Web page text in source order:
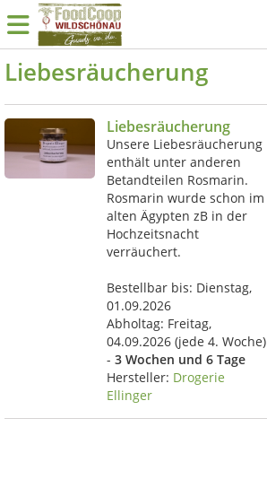
Liebesräucherung
Liebesräucherung
Unsere Liebesräucherung
enthält unter anderen
Betandteilen Rosmarin.
Rosmarin wurde schon im
alten Ägypten zB in der
Hochzeitsnacht
verräuchert.
Bestellbar bis: Dienstag,
01.09.2026
Abholtag: Freitag,
04.09.2026(jede 4. Woche)
- 3 Wochen und 6 Tage
Hersteller: Drogerie
Ellinger